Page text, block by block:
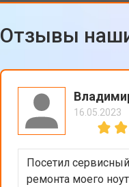
Отзывы
16.05.2023
Посетил
ремонта моего